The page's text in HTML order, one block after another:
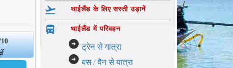
flight_takeoff थाईलैंड के लिए सस्ती उड़ानें
directions_bus_filled थाईलैंड में परिवहन
arrow_circle_right ट्रेन से यात्रा
arrow_circle_right बस / वैन से यात्रा